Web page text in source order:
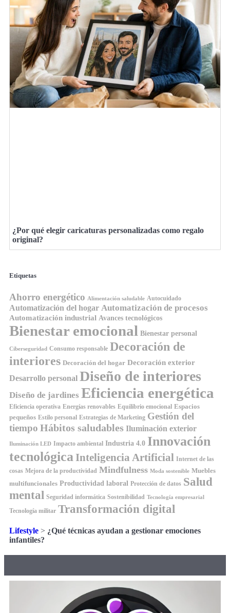
¿Por qué elegir caricaturas personalizadas como regalo
original?
Etiquetas
Ahorro energético Alimentación saludable Autocuidado
Automatización del hogar Automatización de procesos
Automatización industrial Avances tecnológicos
Bienestar emocional Bienestar personal
Ciberseguridad Consumo responsable Decoración de
interiores Decoración del hogar Decoración exterior
Desarrollo personal Diseño de interiores
Diseño de jardines Eficiencia energética
Eficiencia operativa Energías renovables Equilibrio emocional Espacios
pequeños Estilo personal Estrategias de Marketing Gestión del
tiempo Hábitos saludables Iluminación exterior
Iluminación LED Impacto ambiental Industria 4.0 Innovación
tecnológica Inteligencia Artificial Internet de las
cosas Mejora de la productividad Mindfulness Moda sostenible Muebles
multifuncionales Productividad laboral Protección de datos Salud
mental Seguridad informática Sostenibilidad Tecnología empresarial
Tecnología militar Transformación digital
Lifestyle > ¿Qué técnicas ayudan a gestionar emociones
infantiles?